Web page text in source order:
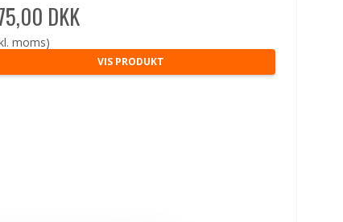
DKK
moms)
VIS PRODUKT